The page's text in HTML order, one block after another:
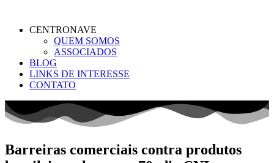
CENTRONAVE
QUEM SOMOS
ASSOCIADOS
BLOG
LINKS DE INTERESSE
CONTATO
Barreiras comerciais contra produtos